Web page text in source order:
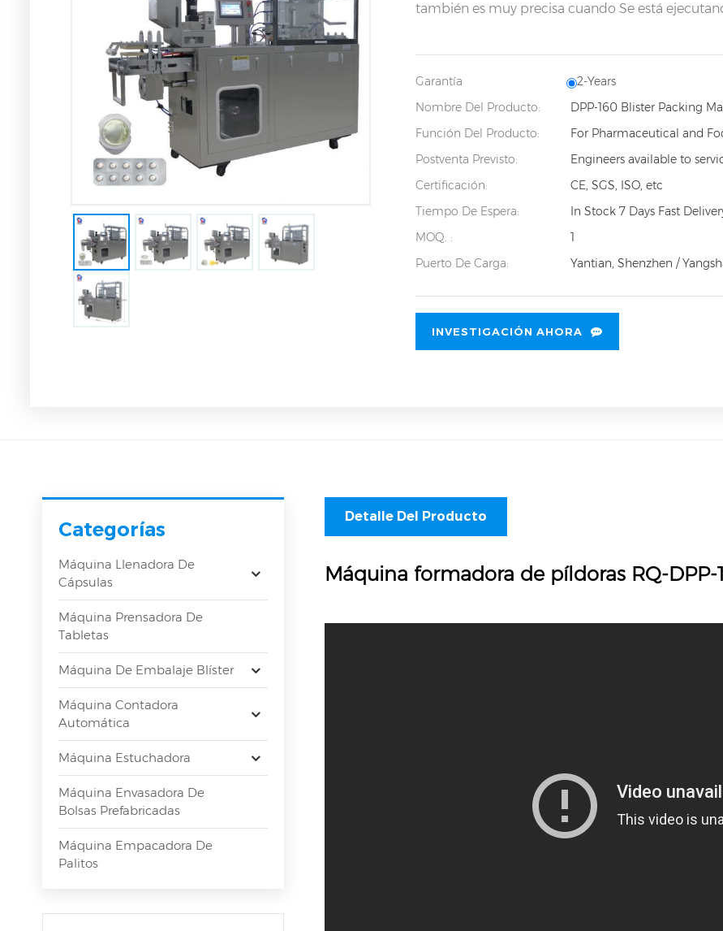
también es muy precisa cuando Se está
Garantía
2-Years
Nombre Del Producto:
DPP-160 Blister Packing
Función Del Producto:
For Pharmaceutical and
Postventa Previsto:
Engineers available to
Certificación:
CE, SGS, ISO, etc
Tiempo De Espera:
In Stock 7 Days Fast
MOQ. :
1
Puerto De Carga:
Yantian, Shenzhen /
INVESTIGACIÓN AHORA
Categorías
Máquina Llenadora De
Cápsulas
Máquina Prensadora De
Tabletas
Máquina De Embalaje Blíster
Máquina Contadora
Automática
Máquina Estuchadora
Máquina Envasadora De
Bolsas Prefabricadas
Máquina Empacadora De
Palitos
Detalle Del Producto
Máquina formadora de píldoras RQ-DPP-